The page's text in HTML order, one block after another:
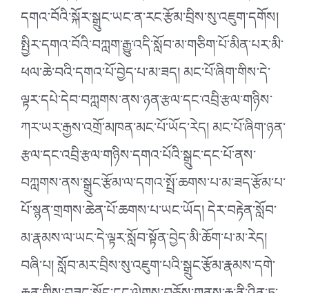
དགའ་བོའི་སྐོར་སྒྲུང་ཡང་ན་རང་རྩོམ་བྲིས་སུ་འཇུག་དགོས།
སྤྱིར་དགའ་བོའི་བཀླག་རྒྱུ་འདི་སློབ་མ་གཅིག་པོ་མིན་པར་མི་
ཕལ་ཆེ་བའི་དགའ་པོ་བྱེད་པ་མ་ཟད། མང་པོ་ཞིག་གིས་དེ་
ལྟར་དཔེ་དེབ་བཀླགས་ནས་ཉན་རྩལ་དང་འབྲི་རྩལ་གཉིས་
ཀར་ཡར་རྒྱས་འགྲོ་མཁན་མང་པོ་ཡོད་རེད། མང་པོ་ཞིག་ཉན་
རྩལ་དང་འབྲི་རྩལ་གཉིས་དགའ་པོའི་སྒྲུང་དང་པོ་ནས་
བཀླགས་ནས་སྒྲུང་རྩོམ་ལ་དགའ་སྤྲོ་ཆགས་པ་མ་ཟད་རྩོམ་པ་
པོ་སྙན་གྲགས་ཆེན་པོ་ཆགས་པ་ཡང་ཡོད། དེར་བརྟེན་སློབ་
མ་རྣམས་ལ་ཡང་དེ་ལྟར་སློབ་སྟོན་བྱེད་མི་ཆོག་པ་མ་རེད།
བཞི་པ། སློབ་མར་བྲིས་སུ་འཇུག་པའི་སྒྲུང་རྩོམ་རྣམས་དགེ་